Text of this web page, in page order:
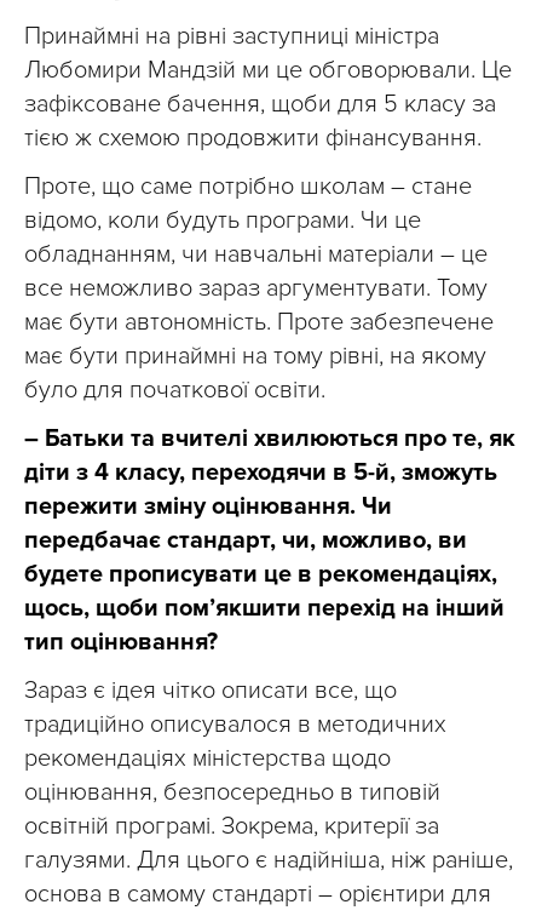
Принаймні на рівні заступниці міністра
Любомири Мандзій ми це обговорювали. Це
зафіксоване бачення, щоби для 5 класу за
тією ж схемою продовжити фінансування.
Проте, що саме потрібно школам – стане
відомо, коли будуть програми. Чи це
обладнанням, чи навчальні матеріали – це
все неможливо зараз аргументувати. Тому
має бути автономність. Проте забезпечене
має бути принаймні на тому рівні, на якому
було для початкової освіти.
– Батьки та вчителі хвилюються про те, як
діти з 4 класу, переходячи в 5-й, зможуть
пережити зміну оцінювання. Чи
передбачає стандарт, чи, можливо, ви
будете прописувати це в рекомендаціях,
щось, щоби пом’якшити перехід на інший
тип оцінювання?
Зараз є ідея чітко описати все, що
традиційно описувалося в методичних
рекомендаціях міністерства щодо
оцінювання, безпосередньо в типовій
освітній програмі. Зокрема, критерії за
галузями. Для цього є надійніша, ніж раніше,
основа в самому стандарті – орієнтири для